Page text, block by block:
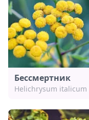
Бессмертник
Helichrysum italicum